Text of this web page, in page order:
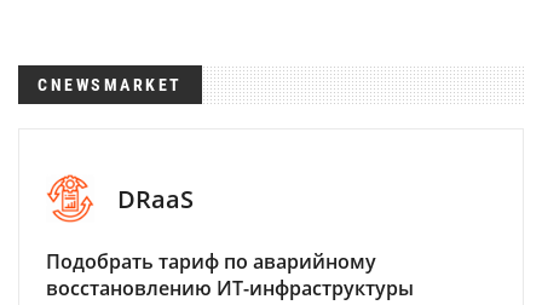
CNEWSMARKET
DRaaS
Подобрать тариф по аварийному
восстановлению ИТ-инфраструктуры